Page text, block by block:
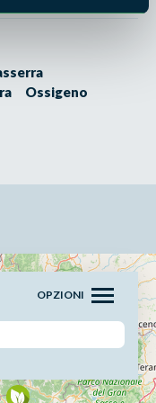
Lazio
Ossigeno
OPZIONI